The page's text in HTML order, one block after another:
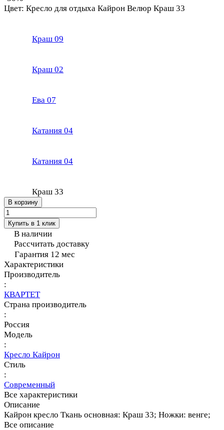
Цвет: Кресло для отдыха Кайрон Велюр Краш 33
Краш 09
Краш 02
Ева 07
Катания 04
Катания 04
Краш 33
В корзину
Купить в 1 клик
В наличии
Рассчитать доставку
Гарантия 12 мес
Характеристики
Производитель
:
КВАРТЕТ
Страна производитель
:
Россия
Модель
:
Кресло Кайрон
Стиль
:
Современный
Все характеристики
Описание
Кайрон кресло Ткань основная: Краш 33; Ножки: венге;
Все описание